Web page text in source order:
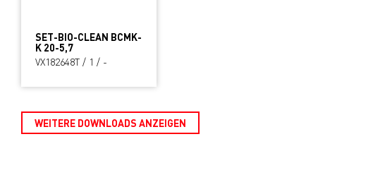
SET-BIO-CLEAN BCMK-
K 20-5,7
VX182648T / 1 / -
WEITERE DOWNLOADS ANZEIGEN